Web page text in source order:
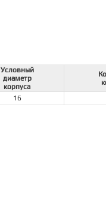
Условный
диаметр
корпуса
16